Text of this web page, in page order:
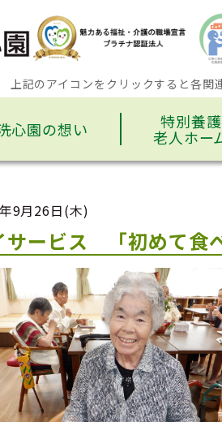
上記のアイコンをクリックすると各関
心園の想い 特別養護
老人ホー
9月26日(木)
サービス 「初めて食